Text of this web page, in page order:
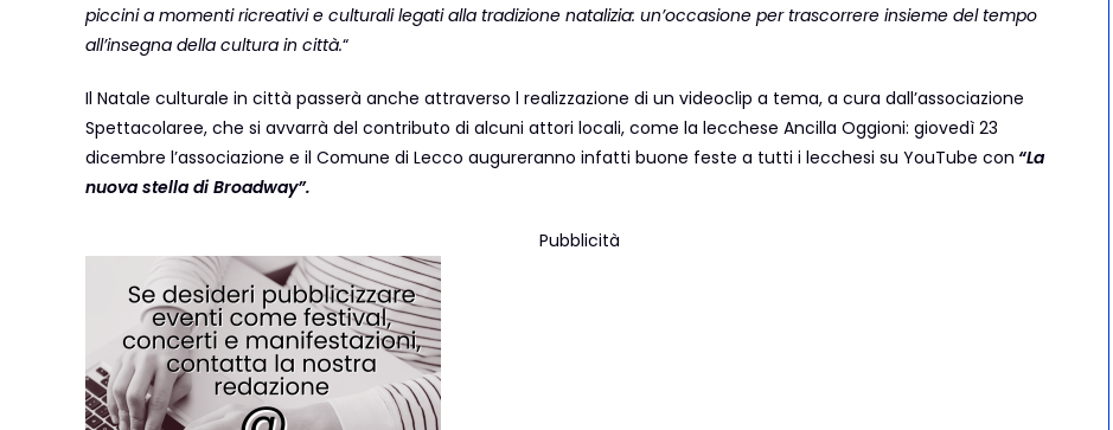
piccini a momenti ricreativi e culturali legati alla tradizione natalizia: un’occasione per trascorrere insieme del tempo
all’insegna della cultura in città.“
Il Natale culturale in città passerà anche attraverso l realizzazione di un videoclip a tema, a cura dall’associazione
Spettacolaree, che si avvarrà del contributo di alcuni attori locali, come la lecchese Ancilla Oggioni: giovedì 23
dicembre l’associazione e il Comune di Lecco augureranno infatti buone feste a tutti i lecchesi su YouTube con “La
nuova stella di Broadway”.
Pubblicità